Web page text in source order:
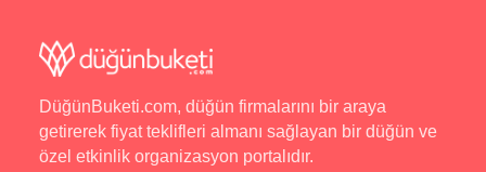
DüğünBuketi.com, düğün firmalarını bir araya
getirerek fiyat teklifleri almanı sağlayan bir düğün ve
özel etkinlik organizasyon portalıdır.